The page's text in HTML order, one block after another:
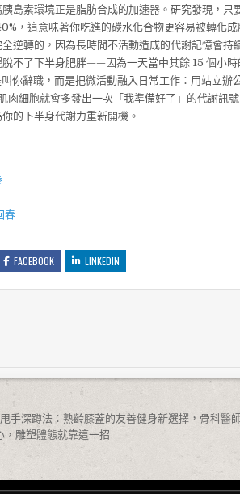
島素環境正是脂肪合成的加速器。研究發現，只
，這意味著你吃進的碳水化合物更容易被轉化
逆轉的，因為長時間不活動造成的代謝記憶會持
不了下半身肥胖——因為一天當中其餘 15 個小時
你辭職，而是把微活動融入日常工作：用站立辦
肉細胞就會多發出一次「我準備好了」的代謝訊
的下半身代謝力重新開機。
春
FACEBOOK LINKEDIN
甩手深蹲法：熟齡膝蓋的友善健身新選擇，骨科醫
雕塑體態就靠這一招